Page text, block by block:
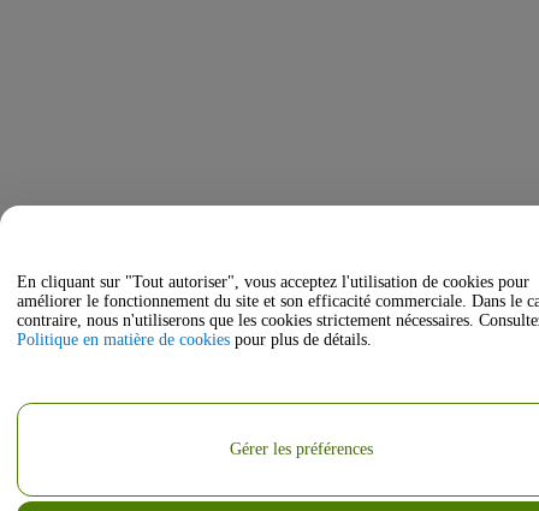
En cliquant sur "Tout autoriser", vous acceptez l'utilisation de cookies pour
améliorer le fonctionnement du site et son efficacité commerciale. Dans le
contraire, nous n'utiliserons que les cookies strictement nécessaires.
Politique en matière de cookies pour plus de détails.
Gérer les préférences